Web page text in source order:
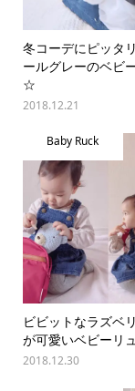
冬コーデにピッタ
ールグレーのベビ
☆
2018.12.21
Baby Ruck
ビビットなラズベ
が可愛いベビーリ
2018.12.30